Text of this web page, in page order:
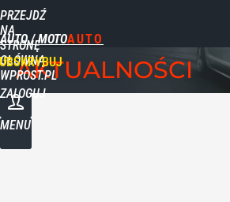
PRZEJDŹ
NA
STRONĘ
GŁÓWNĄ
WPROST.PL
AUTO / MOTO
ZALOGUJ
MENU
AKTUALNOŚCI